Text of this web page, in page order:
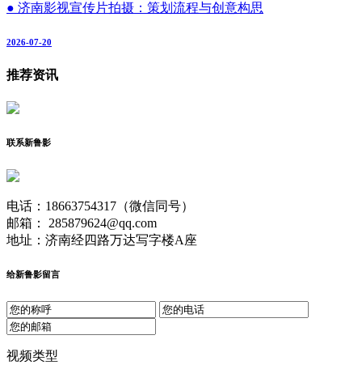
● 济南影视宣传片拍摄：策划流程与创意构思
2026-07-20
推荐资讯
联系新鲁影
电话：18663754317（微信同号）
邮箱： 285879624@qq.com
地址：济南经四路万达写字楼A座
给新鲁影留言
视频类型